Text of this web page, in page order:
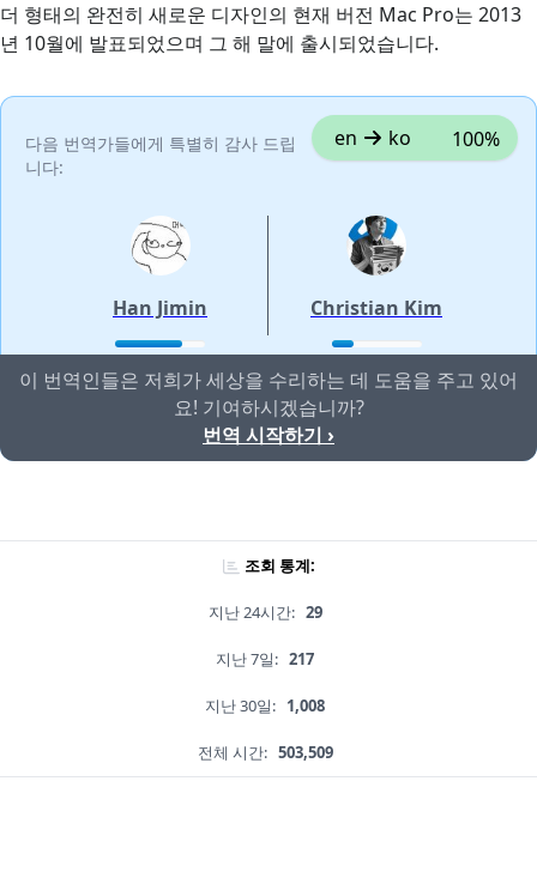
더 형태의 완전히 새로운 디자인의 현재 버전 Mac Pro는 2013
년 10월에 발표되었으며 그 해 말에 출시되었습니다.
다음 번역가들에게 특별히 감사 드립
니다:
en ko 100%
Han Jimin Christian Kim
이 번역인들은 저희가 세상을 수리하는 데 도움을 주고 있어
요! 기여하시겠습니까?
번역 시작하기 ›
조회 통계:
지난 24시간: 29
지난 7일: 217
지난 30일: 1,008
전체 시간: 503,509